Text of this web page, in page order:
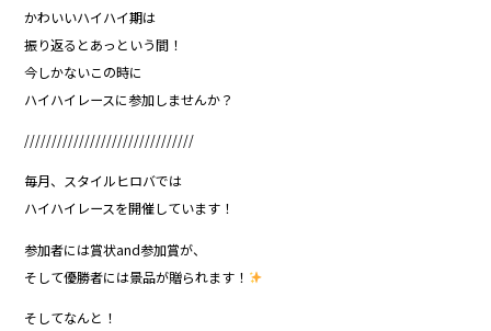
かわいいハイハイ期は
振り返るとあっという間！
今しかないこの時に
ハイハイレースに参加しませんか？
///////////////////////////////
毎月、スタイルヒロバでは
ハイハイレースを開催しています！
参加者には賞状and参加賞が、
そして優勝者には景品が贈られます！
そしてなんと！